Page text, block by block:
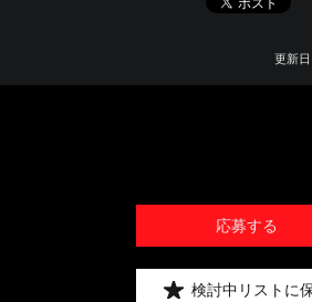
更新
応募する
検討中リストに